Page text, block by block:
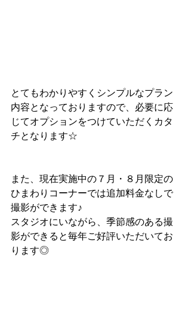
とてもわかりやすくシンプルなプラン
内容となっておりますので、必要に応
じてオプションをつけていただくカタ
チとなります☆
また、現在実施中の７月・８月限定の
ひまわりコーナーでは追加料金なしで
撮影ができます♪
スタジオにいながら、季節感のある撮
影ができると毎年ご好評いただいてお
ります◎